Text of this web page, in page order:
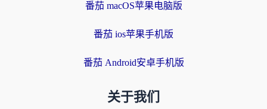
番茄 macOS苹果电脑版
番茄 ios苹果手机版
番茄 Android安卓手机版
关于我们